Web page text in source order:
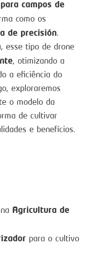
campos de
como os
de precisión.
esse tipo de drone
, otimizando a
a eficiência do
exploraremos
o modelo da
de cultivar
e benefícios.
Agricultura de
para o cultivo